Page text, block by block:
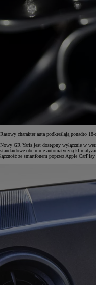
Corolla Hatchback
HYBRID
Rasowy charakter auta podkreślają ponadto
Nowy GR Yaris jest dostępny wyłącznie w
standardowe obejmuje automatyczną
łączność ze smartfonem poprzez Apple